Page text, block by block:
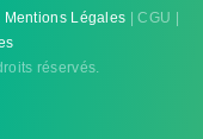
Mentions Légales | CGU |
réservés.